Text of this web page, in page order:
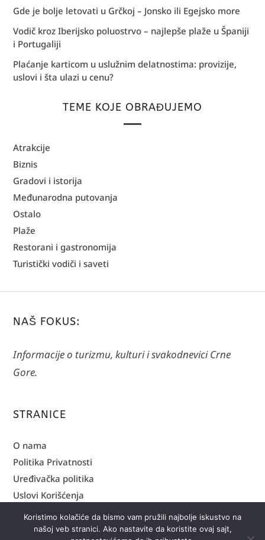
Gde je bolje letovati u Grčkoj – Jonsko ili Egejsko more
Vodič kroz Iberijsko poluostrvo – najlepše plaže u Španiji
i Portugaliji
Plaćanje karticom u uslužnim delatnostima: provizije,
uslovi i šta ulazi u cenu?
TEME KOJE OBRAĐUJEMO
Atrakcije
Biznis
Gradovi i istorija
Međunarodna putovanja
Ostalo
Plaže
Restorani i gastronomija
Turistički vodiči i saveti
NAŠ FOKUS:
Informacije o turizmu, kulturi i svakodnevici Crne
Gore.
STRANICE
O nama
Politika Privatnosti
Uređivačka politika
Uslovi Korišćenja
OBRATITE NAM SE:
Koristimo kolačiće da bismo vam pružili najbolje iskustvo na
našoj veb stranici. Ako nastavite da koristite ovaj sajt,